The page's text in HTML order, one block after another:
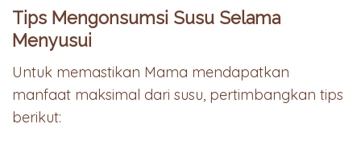
Tips Mengonsumsi Susu Selama
Menyusui
Untuk memastikan Mama mendapatkan
manfaat maksimal dari susu, pertimbangkan tips
berikut: